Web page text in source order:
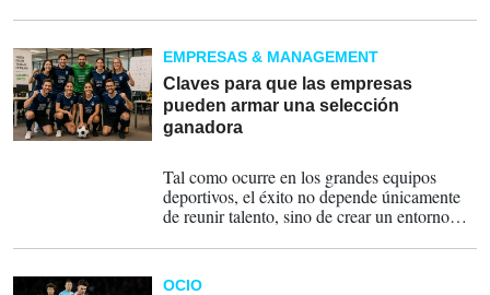
supone un aumento del 70 % respecto a
2022, se dividirán en dos fondos, ya que,
además de los que jueguen la fase final,
también se beneficiarán los participantes en
la clasificación.
EMPRESAS & MANAGEMENT
Claves para que las empresas
pueden armar una selección
ganadora
Tal como ocurre en los grandes equipos
deportivos, el éxito no depende únicamente
de reunir talento, sino de crear un entorno
permanecer.
OCIO